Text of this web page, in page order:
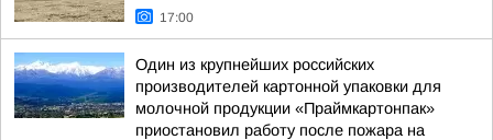
17:00
Один из крупнейших российских
производителей картонной упаковки для
молочной продукции «Праймкартонпак»
приостановил работу после пожара на